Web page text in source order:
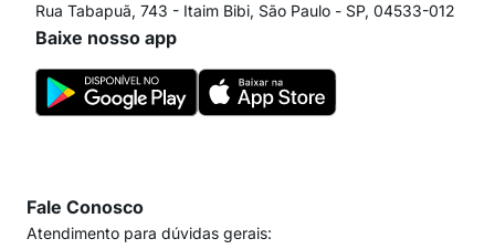
Rua Tabapuã, 743 - Itaim Bibi, São Paulo - SP, 04533-012
Baixe nosso app
Fale Conosco
Atendimento para dúvidas gerais: